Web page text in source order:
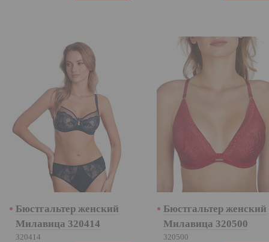
Бюстгальтер женский
Милавица 320414
320414
Бюстгальтер женский
Милавица 320500
320500